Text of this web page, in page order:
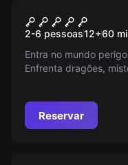
Wizard
Tournament
2-6 pessoas12+60
Entra no mundo
Enfrenta dragões,
para testar os teus
Reservar